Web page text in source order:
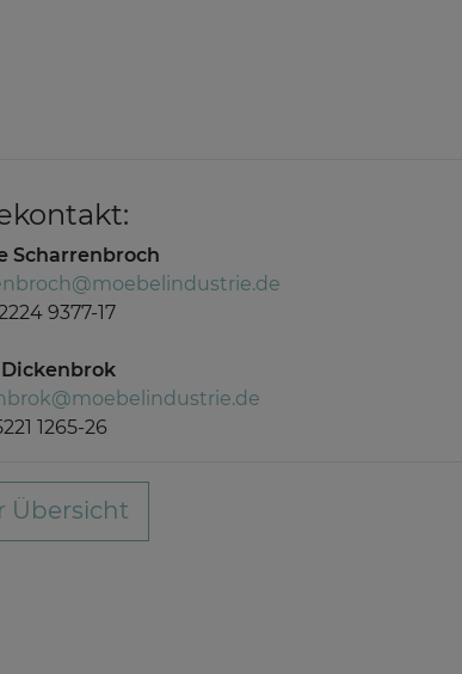
Scharrenbroch
9377-17
1265-26
Übersicht